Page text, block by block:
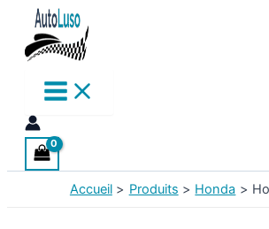
contenu
Accueil Produits Honda